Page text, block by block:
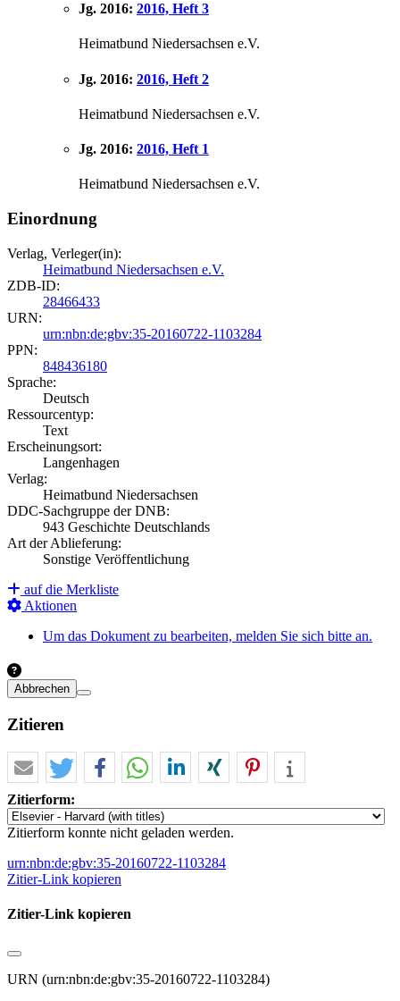
Jg. 2016: 2016, Heft 3
Heimatbund Niedersachsen e.V.
Jg. 2016: 2016, Heft 2
Heimatbund Niedersachsen e.V.
Jg. 2016: 2016, Heft 1
Heimatbund Niedersachsen e.V.
Einordnung
Verlag, Verleger(in):
Heimatbund Niedersachsen e.V.
ZDB-ID:
28466433
URN:
urn:nbn:de:gbv:35-20160722-1103284
PPN:
848436180
Sprache:
Deutsch
Ressourcentyp:
Text
Erscheinungsort:
Langenhagen
Verlag:
Heimatbund Niedersachsen
DDC-Sachgruppe der DNB:
943 Geschichte Deutschlands
Art der Ablieferung:
Sonstige Veröffentlichung
auf die Merkliste
Aktionen
Um das Dokument zu bearbeiten, melden Sie sich bitte an.
Abbrechen
Zitieren
Zitierform:
Zitierform konnte nicht geladen werden.
urn:nbn:de:gbv:35-20160722-1103284
Zitier-Link kopieren
Zitier-Link kopieren
URN (urn:nbn:de:gbv:35-20160722-1103284)